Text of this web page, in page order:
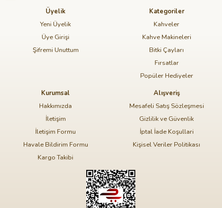
Üyelik
Yeni Üyelik
Üye Girişi
Şifremi Unuttum
Kategoriler
Kahveler
Kahve Makineleri
Bitki Çayları
Fırsatlar
Popüler Hediyeler
Kurumsal
Hakkımızda
İletişim
İletişim Formu
Havale Bildirim Formu
Kargo Takibi
Alışveriş
Mesafeli Satış Sözleşmesi
Gizlilik ve Güvenlik
İptal İade Koşullari
Kişisel Veriler Politikası